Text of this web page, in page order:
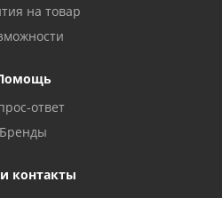
на товар
ответ
Бренды
контакты